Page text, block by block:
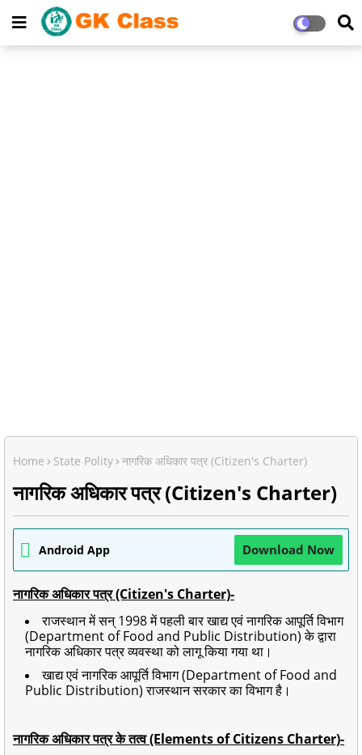
Home State Polity नागरिक अधिकार पत्र (Citizen's Charter)
नागरिक अधिकार पत्र (Citizen's Charter)
Android App Download Now
नागरिक अधिकार पत्र (Citizen's Charter)-
राजस्थान में सन् 1998 में पहली बार खाद्य एवं नागरिक आपूर्ति विभाग
(Department of Food and Public Distribution) के द्वारा
नागरिक अधिकार पत्र व्यवस्था को लागू किया गया था।
खाद्य एवं नागरिक आपूर्ति विभाग (Department of Food and
Public Distribution) राजस्थान सरकार का विभाग है।
नागरिक अधिकार पत्र के तत्व (Elements of Citizens Charter)-